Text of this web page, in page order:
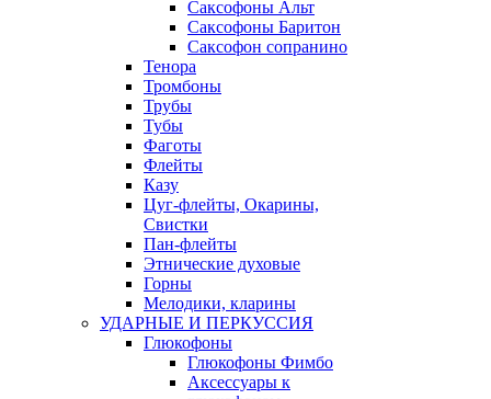
Саксофоны Альт
Саксофоны Баритон
Саксофон сопранино
Тенора
Тромбоны
Трубы
Тубы
Фаготы
Флейты
Казу
Цуг-флейты, Окарины,
Свистки
Пан-флейты
Этнические духовые
Горны
Мелодики, кларины
УДАРНЫЕ И ПЕРКУССИЯ
Глюкофоны
Глюкофоны Фимбо
Аксессуары к